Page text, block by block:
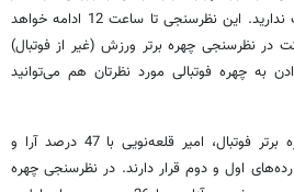
سال 89 چند ساعت بیشتر مهلت ندارید. این نظرسنجی تا ساعت 12 ادامه خواهد
در نظرسنجی چهره برتر ورزش (غیر از فوتبال)
به چهره فوتبالی مورد نظرتان هم می‌توانید
در حال حاضر در نظرسنجی چهره برتر فوتبال، امیر قلعه‌نویی با 47 درصد آرا و
درصد آرا در رده‌های اول و دوم قرار دارند. در نظرسنجی چهره